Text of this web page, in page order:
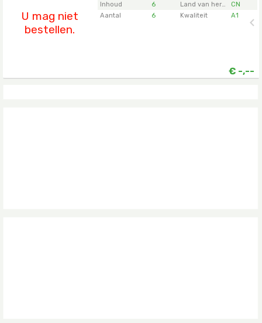
U mag niet
bestellen.
Inhoud
6 Land van herkomst
CN
Aantal
6 Kwaliteit A1
€ -,--